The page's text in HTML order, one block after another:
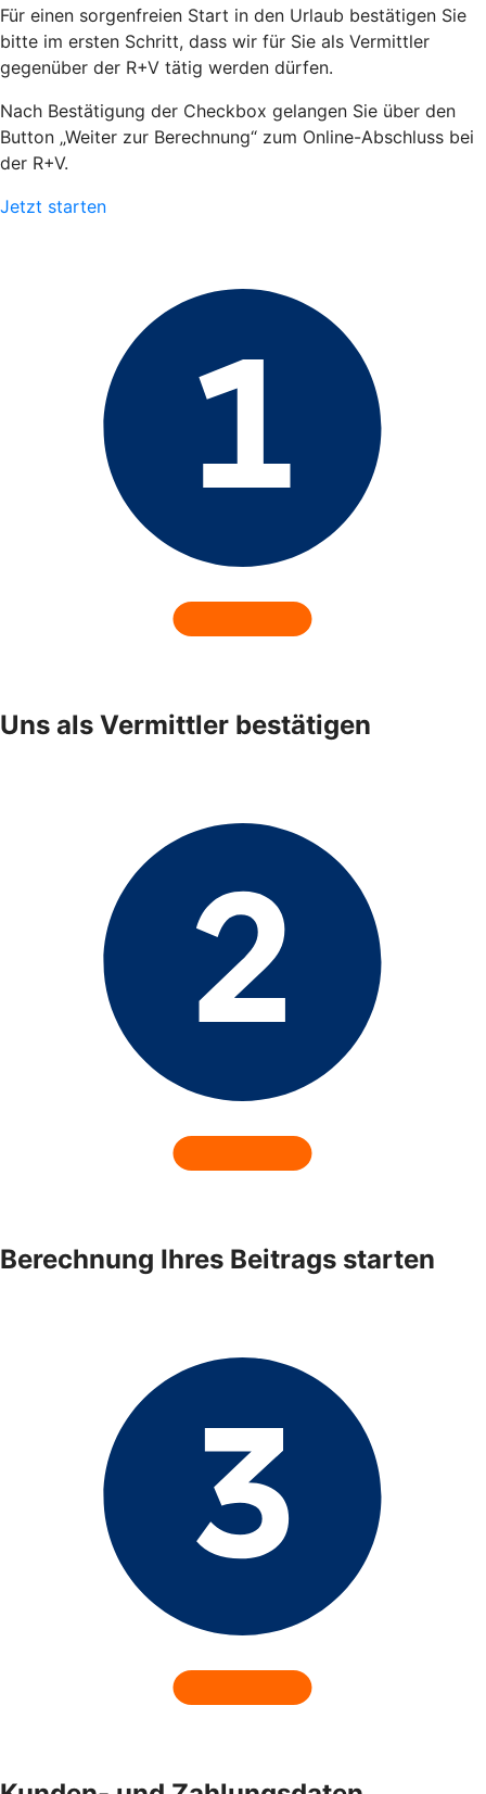
Für einen sorgenfreien Start in den Urlaub bestätigen Sie
bitte im ersten Schritt, dass wir für Sie als Vermittler
gegenüber der R+V tätig werden dürfen.
Nach Bestätigung der Checkbox gelangen Sie über den
Button „Weiter zur Berechnung“ zum Online-Abschluss bei
der R+V.
Jetzt starten
Uns als Vermittler bestätigen
Berechnung Ihres Beitrags starten